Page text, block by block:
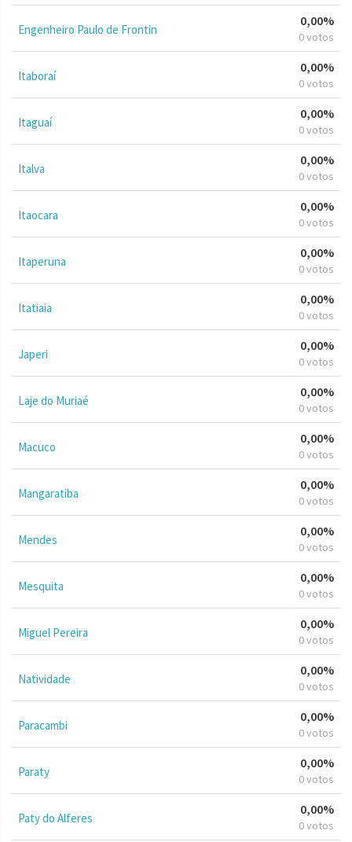
Engenheiro Paulo de Frontin
0,00%
0 votos
Itaboraí
0,00%
0 votos
Itaguaí
0,00%
0 votos
Italva
0,00%
0 votos
Itaocara
0,00%
0 votos
Itaperuna
0,00%
0 votos
Itatiaia
0,00%
0 votos
Japeri
0,00%
0 votos
Laje do Muriaé
0,00%
0 votos
Macuco
0,00%
0 votos
Mangaratiba
0,00%
0 votos
Mendes
0,00%
0 votos
Mesquita
0,00%
0 votos
Miguel Pereira
0,00%
0 votos
Natividade
0,00%
0 votos
Paracambi
0,00%
0 votos
Paraty
0,00%
0 votos
Paty do Alferes
0,00%
0 votos